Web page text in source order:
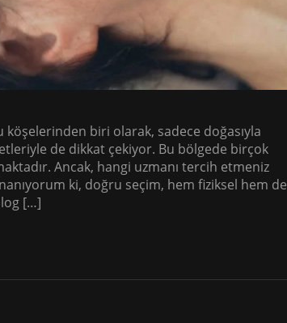
köşelerinden biri olarak, sadece doğasıyla
de dikkat çekiyor. Bu bölgede birçok
Ancak, hangi uzmanı tercih etmeniz
ki, doğru seçim, hem fiziksel hem de
[…]